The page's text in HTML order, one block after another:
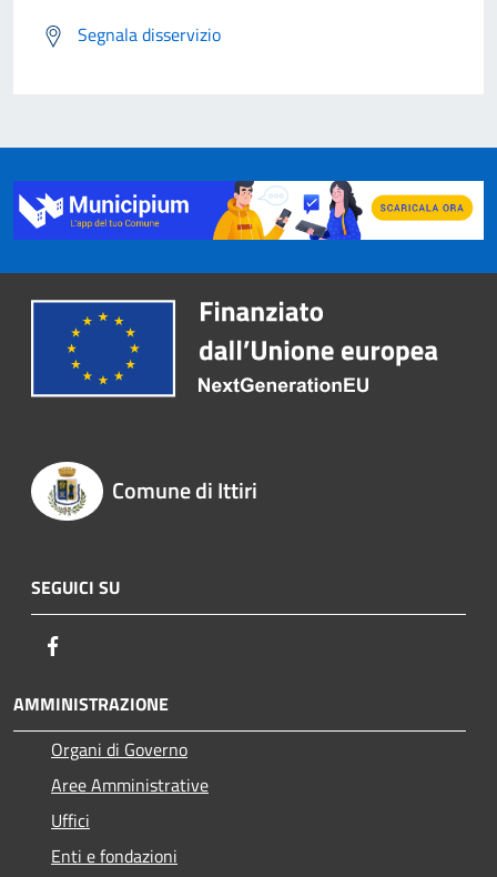
Segnala disservizio
Comune di Ittiri
SEGUICI SU
AMMINISTRAZIONE
Organi di Governo
Aree Amministrative
Uffici
Enti e fondazioni